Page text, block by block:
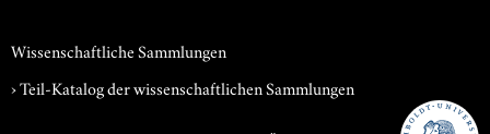
Wissenschaftliche Sammlungen
› Teil-Katalog der wissenschaftlichen Sammlungen